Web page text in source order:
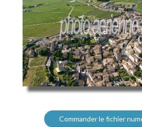
Commander le fichier